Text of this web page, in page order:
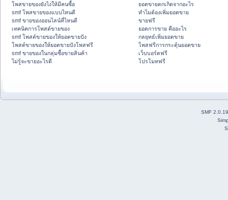
โพสขายของยังไงให้มีคนซื้อ
smf โพสขายของแบบไหนดี
smf ขายของออนไลน์ที่ไหนดี
เทคนิคการโพสต์ขายของ
smf โพสต์ขายของให้ยอดขายปัง
โพสต์ขายของให้ยอดขายปังโพสฟรี
smf ขายของในกลุ่มซื้อขายสินค้า
ไม่รู้จะขายอะไรดี
ยอดขายตกเกิดจากอะไร
ทำไมต้องเพิ่มยอดขาย
ขายฟรี
ยอดการขาย คืออะไร
กลยุทธ์เพิ่มยอดขาย
โพสฟรีการกระตุ้นยอดขาย
เว็บบอร์ดฟรี
โปรโมทฟรี
SMF 2.0.19